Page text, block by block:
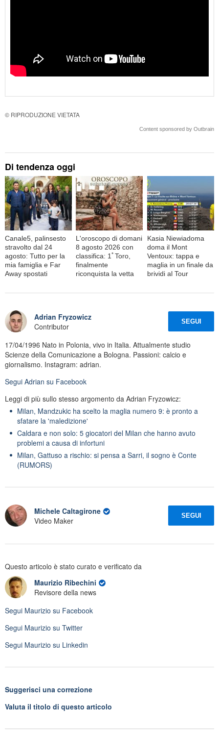
© RIPRODUZIONE VIETATA
Content sponsored by Outbrain
Di tendenza oggi
Canale5, palinsesto
stravolto dal 24
agosto: Tutto per la
mia famiglia e Far
Away spostati
L'oroscopo di domani
8 agosto 2026 con
classifica: 1ﾟToro,
finalmente
riconquista la vetta
Kasia Niewiadoma
doma il Mont
Ventoux: tappa e
maglia in un finale da
brividi al Tour
Adrian Fryzowicz
Contributor
SEGUI
17/04/1996 Nato in Polonia, vivo in Italia. Attualmente studio
Scienze della Comunicazione a Bologna. Passioni: calcio e
giornalismo. Instagram: adrian.
Segui Adrian su Facebook
Leggi di più sullo stesso argomento da Adrian Fryzowicz:
Milan, Mandzukic ha scelto la maglia numero 9: è pronto a
sfatare la 'maledizione'
Caldara e non solo: 5 giocatori del Milan che hanno avuto
problemi a causa di infortuni
Milan, Gattuso a rischio: si pensa a Sarri, il sogno è Conte
(RUMORS)
Michele Caltagirone
Video Maker
SEGUI
Questo articolo è stato curato e verificato da
Maurizio Ribechini
Revisore della news
Segui Maurizio su Facebook
Segui Maurizio su Twitter
Segui Maurizio su Linkedin
Suggerisci una correzione
Valuta il titolo di questo articolo